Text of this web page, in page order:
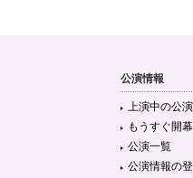
公演情報
上演中の公演
もうすぐ開
公演一覧
公演情報の